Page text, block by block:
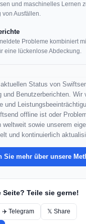
und maschinelles Lernen
von Ausfällen.
Probleme kombiniert
eine lückenlose Abdeckung.
Status von
und Benutzerberichten. Wir
und
offline ist oder
weltweit sowie unserem
und kontinuierlich
Sie mehr über unsere
Teile sie gerne!
✈️ Telegram 𝕏 Share